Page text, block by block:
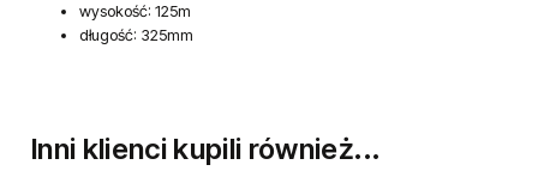
wysokość: 125m
długość: 325mm
Inni klienci kupili również...